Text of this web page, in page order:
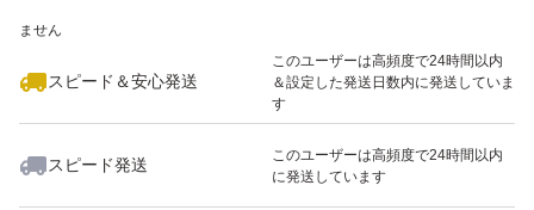
ません
スピード＆安心発送
このユーザーは高頻度で24時間以内
＆設定した発送日数内に発送していま
す
スピード発送
このユーザーは高頻度で24時間以内
に発送しています
いいね！
4,500